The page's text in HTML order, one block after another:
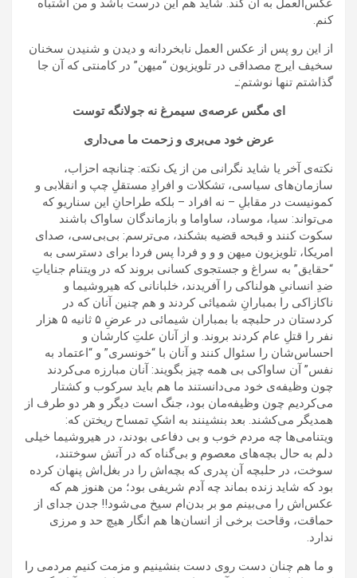
عکس‌العمل به آن کند. شاید هم این درست باشد و من اشتباه
کنم.
از این رو پس از عکس العمل نابخردانه و دیدن و شنیدن سخنان
سخیف ایرج مصداقی در تلویزیون “میهن” در کامنتی که آن جا
گذاشتم تنها نوشتم:ـ
ای مگس عرصه‌ی سیمرغ نه جولانگه توست
عرض خود می‌بری و زحمت ما می‌داری
نکته‌ی آخر یا شاید نگرانی من از یک نکته: چنانچه احزاب،
سازمان‌های سیاسی، تشکلات و افرادِ مستقلِ چپ و انقلابی و
کمونیست در مقابلِ – نه افراد – بلکه طراحانِ این سناریو که
می‌تواند: سیا، موساد، ساواما و بازماندگان ساواک باشند
سکوت کنند و قبحه قضیه بشکند، می‌ترسم: بی‌بی‌سی، صدای
امریکا، تلویزیون میهن و و و فردا پس فردا برای دسترسی به
“حقایق” به سراغ و جستجوی کسانی بروند که در ویتنام جنایاتِ
ضدِ انسانیِ هولناکی را آفریدند، خلبانانی که هیروشیما و
ناکازاکی را بمبارانِ شمیائی کردند و هم چنین آنان که در
کردستان در حلبچه با بمباران شیمائی در عرضِ ۵ ثانیه ۵ هزار
نفر را قتلِ عام کردند بروند. و از آنان علتِ کارشان و
احساس‌شان را سئوال کنند و آنان با “خونسری” و “اعتماد به
نفس” آن ساواکی بی همه چیز بگویند: آنان مبارزه می‌کردند
چون وظیفه‌ی خود می‌دانستند ما هم باید سرکوب و کشتار
می‌کردیم چون وظیفه‌مان بود، جنگ است دیگر و هر دو طرف از
همدیگر می‌کشند. بعد بنشینند به اشکِ تمساح ریختن که:
ویتنامی‌ها چه مردم خوب و بی دفاعی بودند، در هیروشیما خیلی
دلم به حال بچه‌های معصوم و بی‌گناه که در آتش سوختند،
سوخت، در حلبچه آن پدری که بچه‌اش را در بغل‌اش پنهان کرده
بود که شاید زنده بماند چه آدم شریفی بود؛ من هنوز هم که
عکس‌اش را می‌بینم مو بر بدن‌ام سیخ می‌شود!! جدن جدای از
حماقت، وقاحت برخی از انسان‌ها هم انگار هیچ حد و مرزی
ندارد.
و ما هم چنان دست روی دست بنشینیم و مزمت کنیم مردمی را